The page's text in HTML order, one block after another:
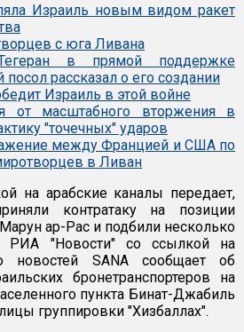
Израиль новым видом ракет
с юга Ливана
в прямой поддержке
посол рассказал о его создании
Израиль в этой войне
от масштабного вторжения в
"точечных" ударов
между Францией и США по
в Ливан
на арабские каналы передает,
контратаку на позиции
ар-Рас и подбили несколько
РИА "Новости" со ссылкой на
новостей SANA сообщает об
бронетранспортеров на
пункта Бинат-Джабиль
группировки "Хизбаллах".